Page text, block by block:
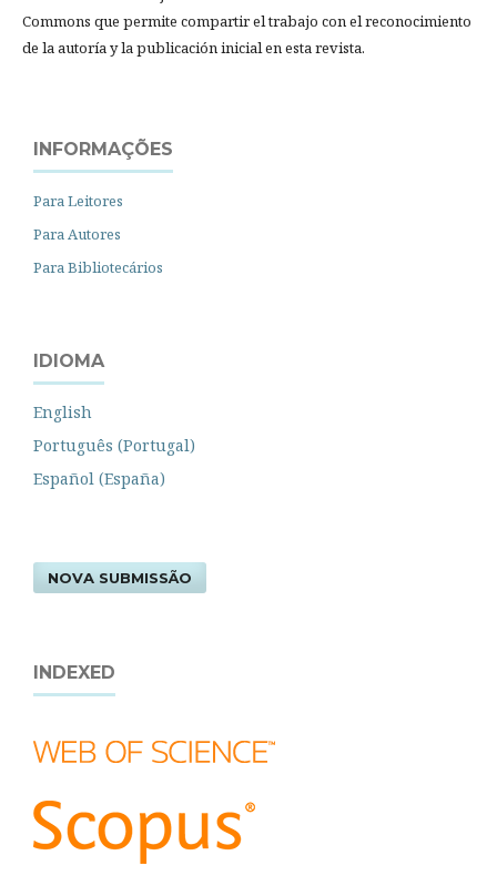
Commons que permite compartir el trabajo con el reconocimiento
de la autoría y la publicación inicial en esta revista.
INFORMAÇÕES
Para Leitores
Para Autores
Para Bibliotecários
IDIOMA
English
Português (Portugal)
Español (España)
NOVA SUBMISSÃO
INDEXED